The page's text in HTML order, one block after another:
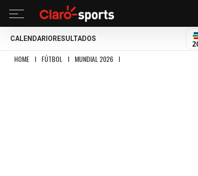
CALENDARIO RESULTADOS
HOME I FÚTBOL I MUNDIAL 2026 I